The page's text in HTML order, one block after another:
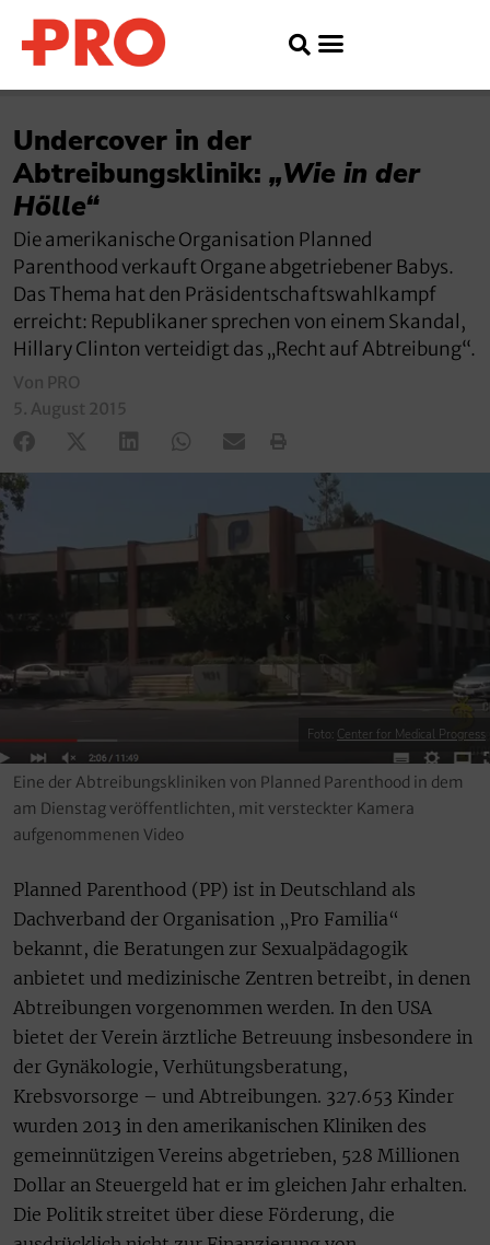
Undercover in der
Abtreibungsklinik: „Wie in der
Hölle“
Die amerikanische Organisation Planned
Parenthood verkauft Organe abgetriebener Babys.
Das Thema hat den Präsidentschaftswahlkampf
erreicht: Republikaner sprechen von einem Skandal,
Hillary Clinton verteidigt das „Recht auf Abtreibung“.
Von PRO
5. August 2015
Foto: Center for Medical Progress
Eine der Abtreibungskliniken von Planned Parenthood in dem
am Dienstag veröffentlichten, mit versteckter Kamera
aufgenommenen Video
Planned Parenthood (PP) ist in Deutschland als
Dachverband der Organisation „Pro Familia“
bekannt, die Beratungen zur Sexualpädagogik
anbietet und medizinische Zentren betreibt, in denen
Abtreibungen vorgenommen werden. In den USA
bietet der Verein ärztliche Betreuung insbesondere in
der Gynäkologie, Verhütungsberatung,
Krebsvorsorge – und Abtreibungen. 327.653 Kinder
wurden 2013 in den amerikanischen Kliniken des
gemeinnützigen Vereins abgetrieben, 528 Millionen
Dollar an Steuergeld hat er im gleichen Jahr erhalten.
Die Politik streitet über diese Förderung, die